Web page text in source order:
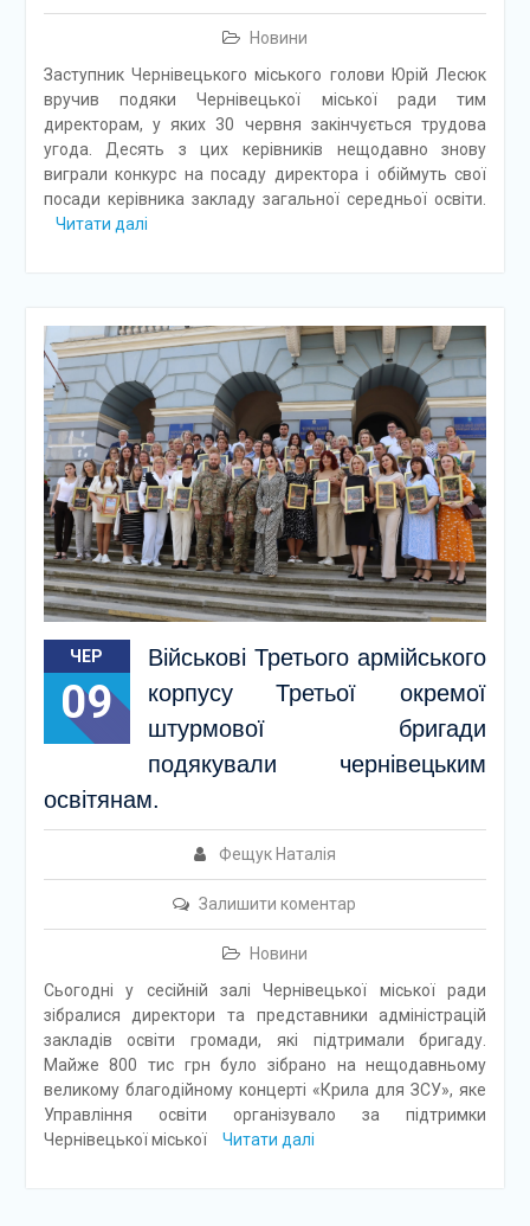
Новини
Заступник Чернівецького міського голови Юрій Лесюк
вручив подяки Чернівецької міської ради тим
директорам, у яких 30 червня закінчується трудова
угода. Десять з цих керівників нещодавно знову
виграли конкурс на посаду директора і обіймуть свої
посади керівника закладу загальної середньої освіти.
Читати далі
ЧЕР
09
Військові Третього армійського
корпусу Третьої окремої
штурмової бригади
подякували чернівецьким
освітянам.
Фещук Наталія
Залишити коментар
Новини
Сьогодні у сесійній залі Чернівецької міської ради
зібралися директори та представники адміністрацій
закладів освіти громади, які підтримали бригаду.
Майже 800 тис грн було зібрано на нещодавньому
великому благодійному концерті «Крила для ЗСУ», яке
Управління освіти організувало за підтримки
Чернівецької міської
Читати далі